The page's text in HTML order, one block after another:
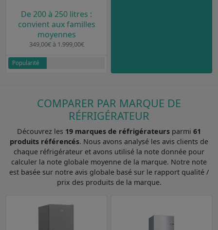
De 200 à 250 litres :
convient aux familles
moyennes
349,00€ à 1.999,00€
Popularité
COMPARER PAR MARQUE DE
RÉFRIGÉRATEUR
Découvrez les 19 marques de réfrigérateurs parmi 61
produits référencés. Nous avons analysé les avis clients de
chaque réfrigérateur et avons utilisé la note donnée pour
calculer la note globale moyenne de la marque. Notre note
est basée sur notre avis globale basé sur le rapport qualité /
prix des produits de la marque.